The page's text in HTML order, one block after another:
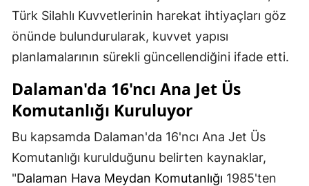
Türk Silahlı Kuvvetlerinin harekat ihtiyaçları göz
önünde bulundurularak, kuvvet yapısı
planlamalarının sürekli güncellendiğini ifade etti.
Dalaman'da 16'ncı Ana Jet Üs
Komutanlığı Kuruluyor
Bu kapsamda Dalaman'da 16'ncı Ana Jet Üs
Komutanlığı kurulduğunu belirten kaynaklar,
"Dalaman Hava Meydan Komutanlığı 1985'ten